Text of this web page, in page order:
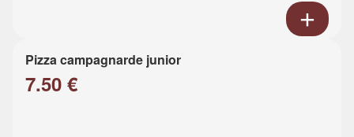
Pizza campagnarde junior
7.50 €